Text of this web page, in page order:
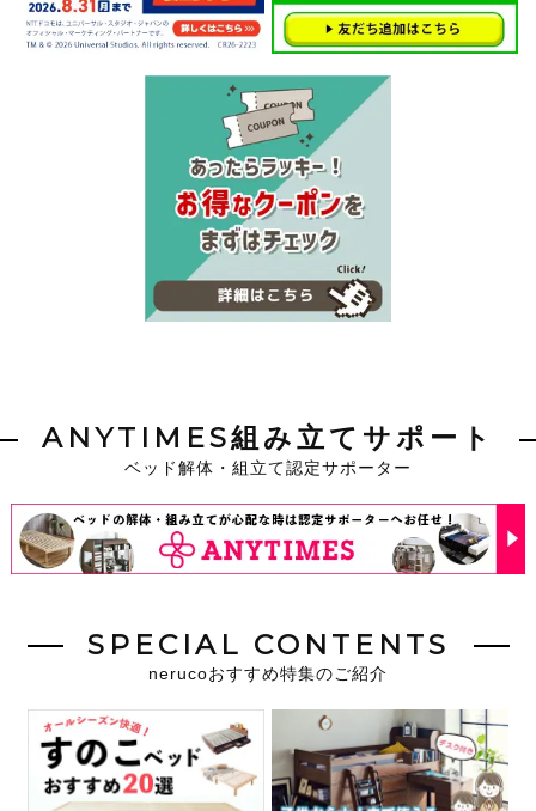
ANYTIMES組み立てサポート
ベッド解体・組立て認定サポーター
SPECIAL CONTENTS
nerucoおすすめ特集のご紹介